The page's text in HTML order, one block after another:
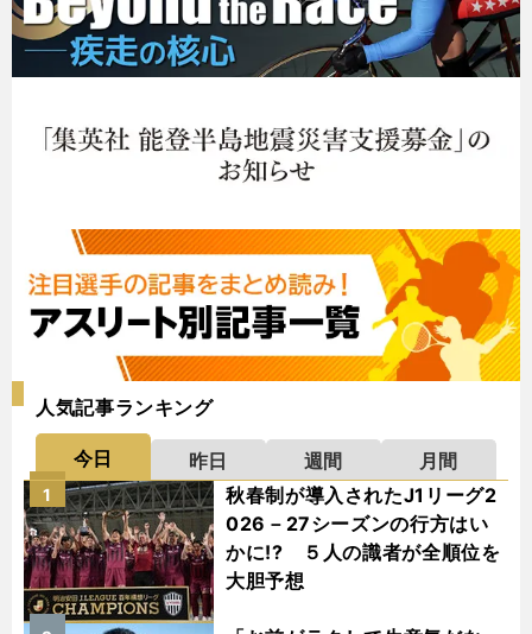
人気記事ランキング
今日 昨日 週間
月間
秋春制が導入されたJ1リーグ2
026－27シーズンの行方はい
かに!? ５人の識者が全順位を
大胆予想
1